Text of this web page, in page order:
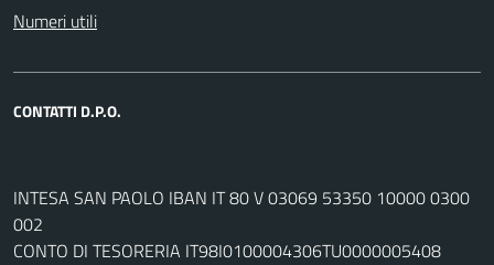
Numeri utili
CONTATTI D.P.O.
INTESA SAN PAOLO IBAN IT 80 V 03069 53350 10000 0300
002
CONTO DI TESORERIA IT98I0100004306TU0000005408